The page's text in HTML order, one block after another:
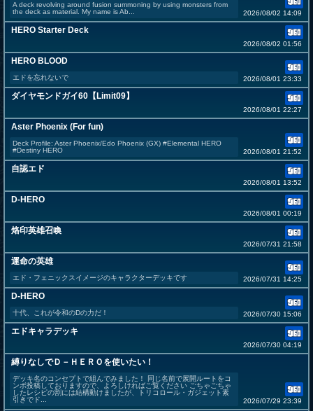
A deck revolving around fusion summoning by using monsters from
the deck as material. My name is Ab...
2026/08/02 14:09
HERO Starter Deck
2026/08/02 01:56
HERO BLOOD
エドを忘れないで 2026/08/01 23:33
ダイヤモンドガイ60【Limit09】
2026/08/01 22:27
Aster Phoenix (For fun)
Deck Profile: Aster Phoenix/Edo Phoenix (GX) #Elemental HERO
#Destiny HERO
2026/08/01 21:52
自認エド
2026/08/01 13:52
D-HERO
2026/08/01 00:19
烙印英雄召喚
2026/07/31 21:58
運命の英雄
エド・フェニックスイメージのキャラクターデッキです 2026/07/31 14:25
D-HERO
十代、これが令和のDの力だ！ 2026/07/30 15:06
エドキャラデッキ
2026/07/30 04:19
縛りなしでＤ－ＨＥＲＯを使いたい！
デッキ名のコンセプトで組んでみました！ 同じ名前で展開ルートをコ
ンボ投稿しておりますので、よろしければご覧ください ごちゃごちゃ
したレシピの割には結構動けましたが、トリコロール・ガジェット素
引きでド...
2026/07/29 23:39